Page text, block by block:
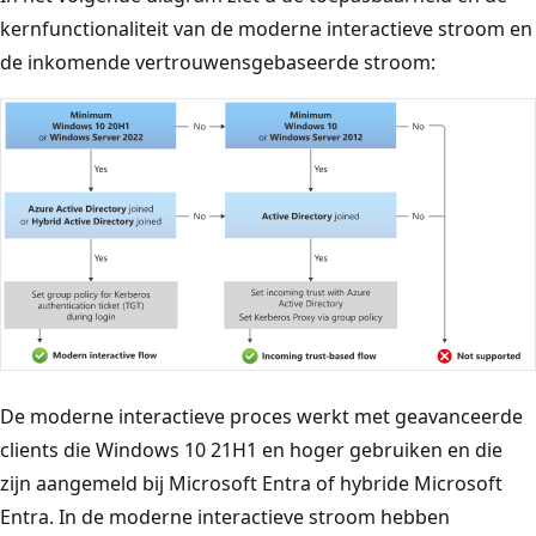
kernfunctionaliteit van de moderne interactieve stroom en
de inkomende vertrouwensgebaseerde stroom:
E
e
n
b
De moderne interactieve proces werkt met geavanceerde
clients die Windows 10 21H1 en hoger gebruiken en die
zijn aangemeld bij Microsoft Entra of hybride Microsoft
Entra. In de moderne interactieve stroom hebben